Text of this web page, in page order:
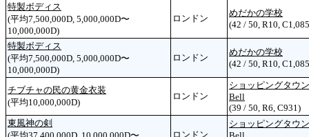
特製ボディス
(平均7,500,000D, 5,000,000D〜
10,000,000D)
ロンドン
めだかの学校
(42 / 50, R10,
特製ボディス
(平均7,500,000D, 5,000,000D〜
10,000,000D)
ロンドン
めだかの学校
(42 / 50, R10,
チブチャの民の黄金衣装
(平均10,000,000D)
ロンドン
ショッピングタウン
Bell
(39 / 50, R6, C931)
東風神の剣
ロンドン
ショッピングタウン